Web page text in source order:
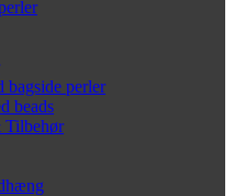
bagside perler
beads
Tilbehør